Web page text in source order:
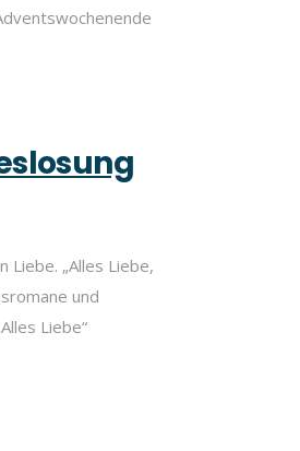
Liebe. „Alles Liebe,
und
Liebe“